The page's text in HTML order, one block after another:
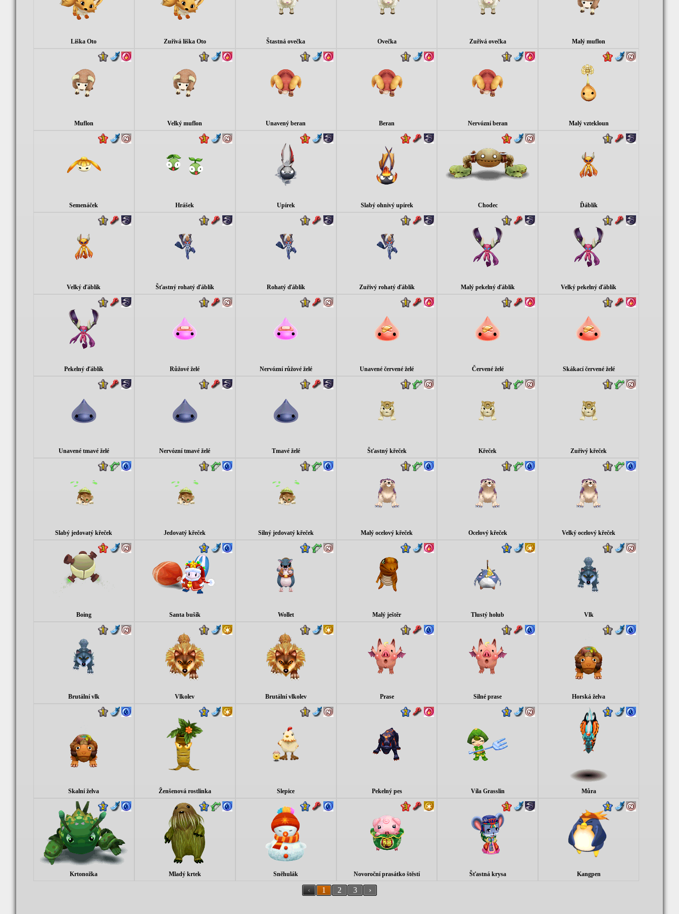
Liška Oto Zuřivá liška Oto Štastná ovečka Ovečka Zuřivá ovečka Malý muflon
Muflon Velký muflon Unavený beran Beran Nervózní beran Malý vztekloun
Semenáček Hrášek Upírek Slabý ohnivý upírek Chodec Ďáblík
Velký ďáblík Šťastný rohatý ďáblík Rohatý ďáblík Zuřivý rohatý ďáblík Malý pekelný ďáblík Velký pekelný ďáblík
Pekelný ďáblík Růžové želé Nervózní růžové želé Unavené červené želé Červené želé Skákací červené želé
Unavené tmavé želé Nervózní tmavé želé Tmavé želé Šťastný křeček Křeček Zuřivý křeček
Slabý jedovatý křeček Jedovatý křeček Silný jedovatý křeček Malý ocelový křeček Ocelový křeček Velký ocelový křeček
Boing Santa bušík Wollet Malý ještěr Tlustý holub Vlk
Brutální vlk Vlkolev Brutální vlkolev Prase Silné prase Horská želva
Skalní želva Ženšenová rostlinka Slepice Pekelný pes Víla Grasslin Můra
Krtonožka Mladý krtek Sněhulák Novoroční prasátko štěstí Šťastná krysa Kangpen
‹ 1 2 3 ›